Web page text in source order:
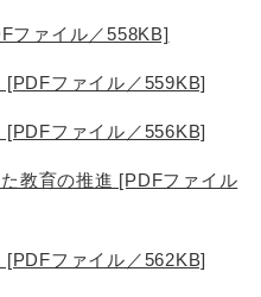
ファイル／558KB]
[PDFファイル／559KB]
[PDFファイル／556KB]
教育の推進 [PDFファイル
[PDFファイル／562KB]